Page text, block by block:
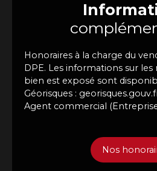
Honoraires à la charge du
DPE. Les informations sur les
bien est exposé sont
Géorisques :
Agent commercial
Nos